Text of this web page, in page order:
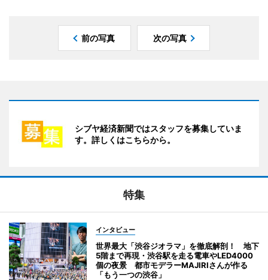
前の写真 次の写真
シブヤ経済新聞ではスタッフを募集していま
す。詳しくはこちらから。
特集
インタビュー
世界最大「渋谷ジオラマ」を徹底解剖！ 地下
5階まで再現・渋谷駅を走る電車やLED4000
個の夜景 都市モデラーMAJIRIさんが作る
「もう一つの渋谷」